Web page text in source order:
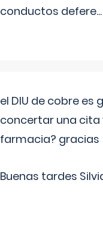
conductos defere...
el DIU de cobre
concertar una cita
farmacia? gracias
Buenas tardes